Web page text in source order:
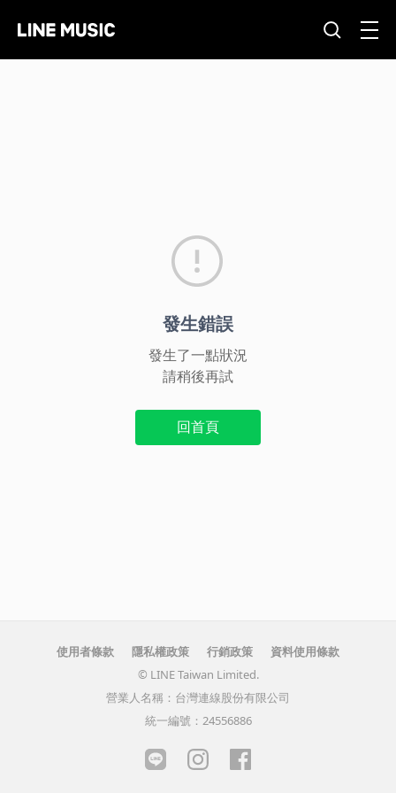
發生錯誤
發生了一點狀況
請稍後再試
回首頁
使用者條款 隱私權政策 行銷政策
資料使用條款
© LINE Taiwan Limited.
營業人名稱：台灣連線股份有限公司
統一編號：24556886